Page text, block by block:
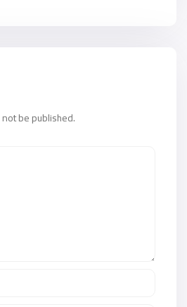
be published.